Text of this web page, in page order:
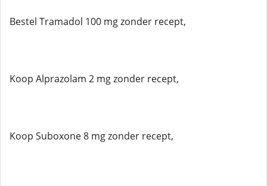
Bestel Tramadol 100 mg zonder recept,
Koop Alprazolam 2 mg zonder recept,
Koop Suboxone 8 mg zonder recept,